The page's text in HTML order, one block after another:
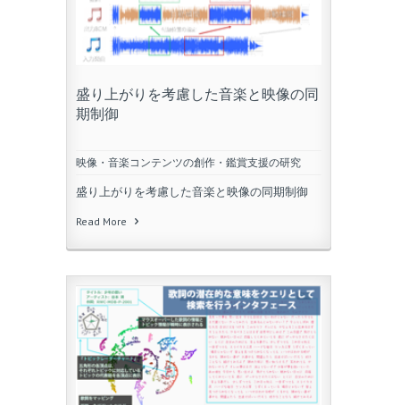
盛り上がりを考慮した音楽と映像の同
期制御
映像・音楽コンテンツの創作・鑑賞支援の研究
盛り上がりを考慮した音楽と映像の同期制御
Read More